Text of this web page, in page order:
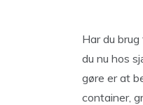
Har du
du nu hos
gøre er at
container,